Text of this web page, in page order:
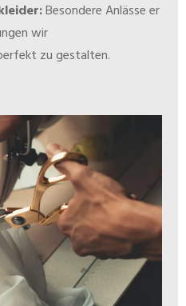
BesondereAnlässeer
ngenwir
erfekt zugestalten.